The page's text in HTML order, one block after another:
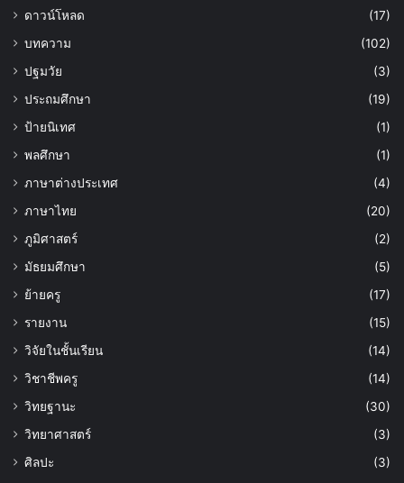
ดาวน์โหลด
(17)
บทความ
(102)
ปฐมวัย
(3)
ประถมศึกษา
(19)
ป้ายนิเทศ
(1)
พลศึกษา
(1)
ภาษาต่างประเทศ
(4)
ภาษาไทย
(20)
ภูมิศาสตร์
(2)
มัธยมศึกษา
(5)
ย้ายครู
(17)
รายงาน
(15)
วิจัยในชั้นเรียน
(14)
วิชาชีพครู
(14)
วิทยฐานะ
(30)
วิทยาศาสตร์
(3)
ศิลปะ
(3)